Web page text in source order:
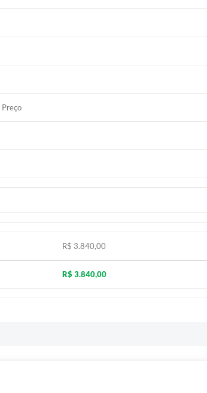
Preço
R$ 3.840,00
R$ 3.840,00